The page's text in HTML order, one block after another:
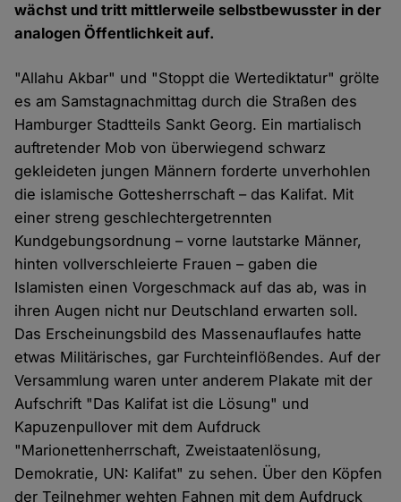
wächst und tritt mittlerweile selbstbewusster in der
analogen Öffentlichkeit auf.
"Allahu Akbar" und "Stoppt die Wertediktatur" grölte
es am Samstagnachmittag durch die Straßen des
Hamburger Stadtteils Sankt Georg. Ein martialisch
auftretender Mob von überwiegend schwarz
gekleideten jungen Männern forderte unverhohlen
die islamische Gottesherrschaft – das Kalifat. Mit
einer streng geschlechtergetrennten
Kundgebungsordnung – vorne lautstarke Männer,
hinten vollverschleierte Frauen – gaben die
Islamisten einen Vorgeschmack auf das ab, was in
ihren Augen nicht nur Deutschland erwarten soll.
Das Erscheinungsbild des Massenauflaufes hatte
etwas Militärisches, gar Furchteinflößendes. Auf der
Versammlung waren unter anderem Plakate mit der
Aufschrift "Das Kalifat ist die Lösung" und
Kapuzenpullover mit dem Aufdruck
"Marionettenherrschaft, Zweistaatenlösung,
Demokratie, UN: Kalifat" zu sehen. Über den Köpfen
der Teilnehmer wehten Fahnen mit dem Aufdruck